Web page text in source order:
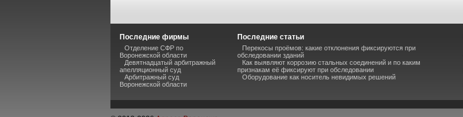
Последние фирмы
Отделение СФР по
Воронежской области
Девятнадцатый арбитражный
апелляционный суд
Арбитражный суд
Воронежской области
Последние статьи
Перекосы проёмов: какие отклонения фиксируются при
обследовании зданий
Как выявляют коррозию стальных соединений и по каким
признакам её фиксируют при обследовании
Оборудование как носитель невидимых решений